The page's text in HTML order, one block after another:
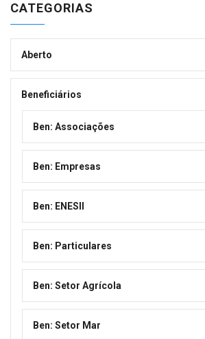
CATEGORIAS
Aberto
Beneficiários
Ben: Associações
Ben: Empresas
Ben: ENESII
Ben: Particulares
Ben: Setor Agrícola
Ben: Setor Mar